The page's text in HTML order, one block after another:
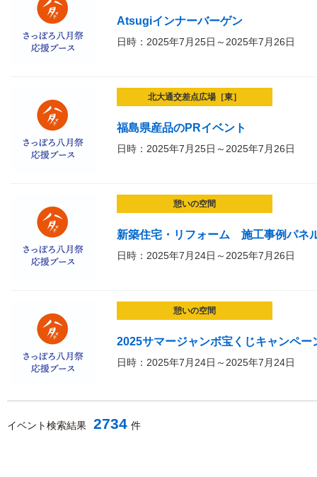
Atsugiインナーバーゲン
日時：2025年7月25日～2025年7月26日
北大通交差点広場［東］
福島県産品のPRイベント
日時：2025年7月25日～2025年7月26日
憩いの空間
新築住宅・リフォーム 施工事例パネ
日時：2025年7月24日～2025年7月26日
憩いの空間
2025サマージャンボ宝くじキャンペー
日時：2025年7月24日～2025年7月24日
イベント検索結果 2734 件